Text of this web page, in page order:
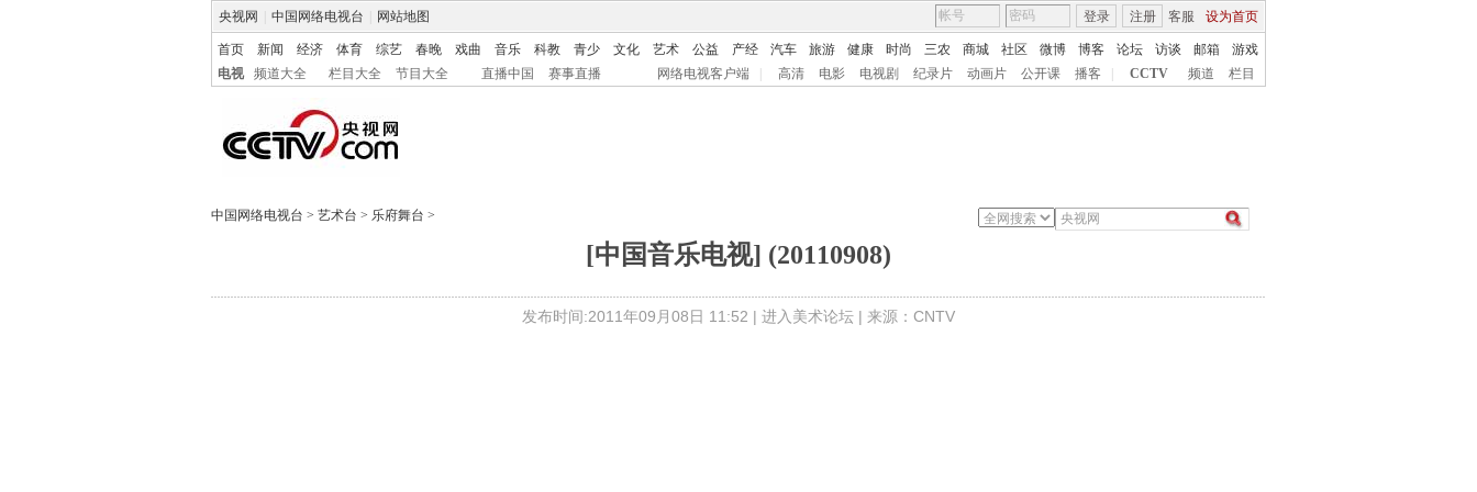
央视网 中国网络电视台 网站地图 客服 设为首页
登录 注册
首页 新闻 经济 体育 综艺 春晚 戏曲 音乐 科教 青少 文化 艺术 公益 产经 汽车 旅游 健康 时尚 三农 商城 社区 微博 博客 论坛 访谈 邮箱
游戏
电视
频道大全 栏目大全 节目大全 直播中国 赛事直播 网络电视客户端 高清 电影 电视剧 纪录片 动画片 公开课 播客 CCTV 频道 栏目
中国网络电视台 > 艺术台 > 乐府舞台 >
[中国音乐电视] (20110908)
发布时间:2011年09月08日 11:52 | 进入美术论坛 | 来源：CNTV